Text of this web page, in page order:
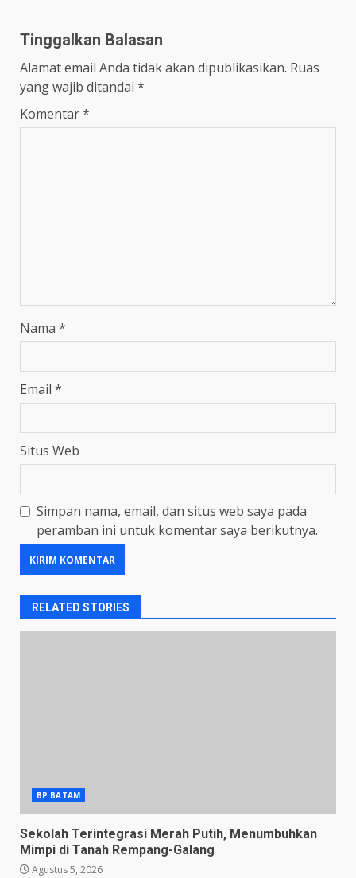
Tinggalkan Balasan
Alamat email Anda tidak akan dipublikasikan. Ruas
yang wajib ditandai *
Komentar*
Nama *
Email *
Situs Web
Simpan nama, email, dan situs web saya pada
peramban ini untuk komentar saya berikutnya.
RELATED STORIES
BP BATAM
Sekolah Terintegrasi Merah Putih, Menumbuhkan
Mimpi di Tanah Rempang-Galang
Agustus 5, 2026